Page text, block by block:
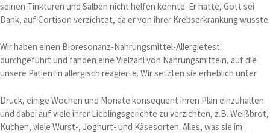
seinen Tinkturen und Salben nicht helfen konnte. Er hatte, Gott sei
Dank, auf Cortison verzichtet, da er von ihrer Krebserkrankung wusste.
Wir haben einen Bioresonanz-Nahrungsmittel-Allergietest
durchgeführt und fanden eine Vielzahl von Nahrungsmitteln, auf die
unsere Patientin allergisch reagierte. Wir setzten sie erheblich unter
Druck, einige Wochen und Monate konsequent ihren Plan einzuhalten
und dabei auf viele ihrer Lieblingsgerichte zu verzichten, z.B. Weißbrot,
Kuchen, viele Wurst-, Joghurt- und Käsesorten. Alles, was sie im